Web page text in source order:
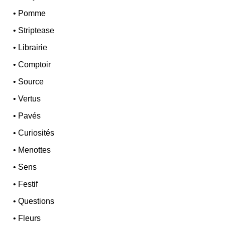
• Pomme
• Striptease
• Librairie
•Comptoir
• Source
•Vertus
• Pavés
•Curiosités
• Menottes
• Sens
• Festif
•Questions
• Fleurs